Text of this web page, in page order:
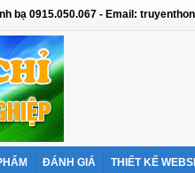
bạ 0915.050.067 - Email:
ĐÁNH GIÁ THIẾT KẾ